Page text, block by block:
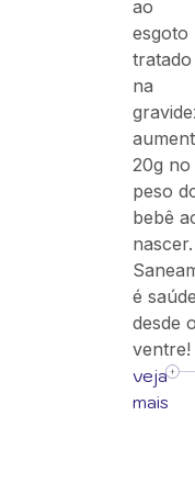
ao
esgoto
tratado
na
20g no
peso
bebê
nascer.
é saúde
desde o
ventre!
veja
mais